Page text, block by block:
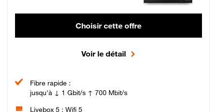
Choisir cette offre
Voir le détail
Fibre rapide :
jusqu'à ↓ 1 Gbit/s ↑ 700 Mbit/s
Livebox 5 : Wifi 5